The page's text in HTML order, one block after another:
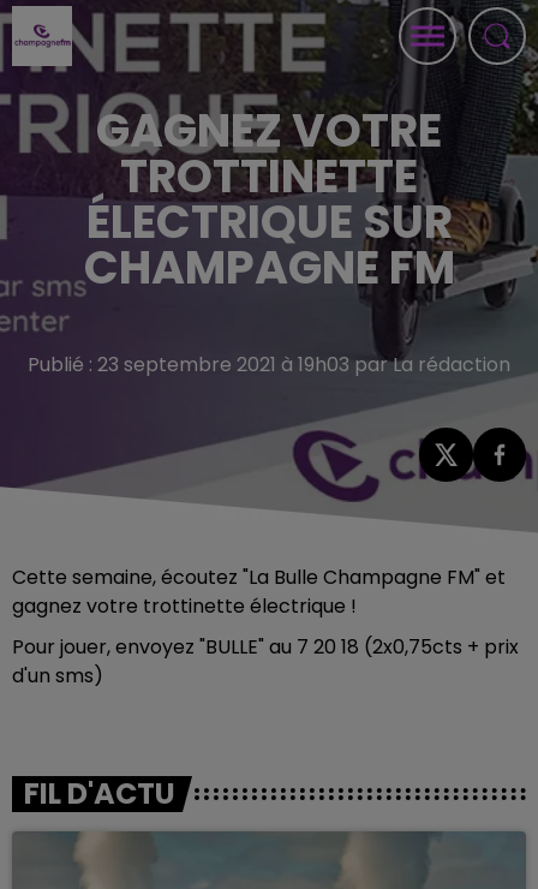
GAGNEZ VOTRE
TROTTINETTE
ÉLECTRIQUE SUR
CHAMPAGNE FM
Publié : 23 septembre 2021 à 19h03 par La rédaction
Cette semaine, écoutez "La Bulle Champagne FM" et
gagnez votre trottinette électrique !
Pour jouer, envoyez "BULLE" au 7 20 18 (2x0,75cts + prix
d'un sms)
FIL D'ACTU